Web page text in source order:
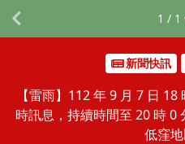
新聞快訊
【雷雨】112 年 9 月 7 日
時訊息，持續時間至 20 時 0
低窪
1 / 1